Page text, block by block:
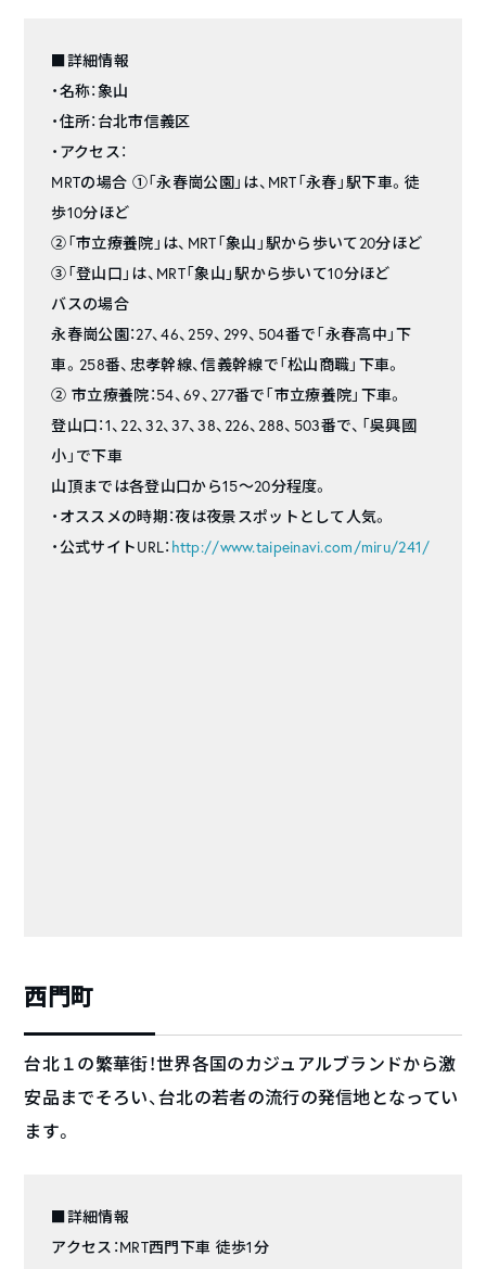
■詳細情報
・名称：象山
・住所：台北市信義区
・アクセス：
MRTの場合 ①「永春崗公園」は、MRT「永春」駅下車。徒
歩10分ほど
②「市立療養院」は、MRT「象山」駅から歩いて20分ほど
③「登山口」は、MRT「象山」駅から歩いて10分ほど
バスの場合
永春崗公園：27、46、259、299、504番で「永春高中」下
車。258番、忠孝幹線、信義幹線で「松山商職」下車。
② 市立療養院：54、69、277番で「市立療養院」下車。
登山口：1、22、32、37、38、226、288、503番で、「吳興國
小」で下車
山頂までは各登山口から15～20分程度。
・オススメの時期：夜は夜景スポットとして人気。
・公式サイトURL： http://www.taipeinavi.com/miru/241/
西門町
台北１の繁華街！世界各国のカジュアルブランドから激
安品までそろい、台北の若者の流行の発信地となってい
ます。
■詳細情報
アクセス：MRT西門下車 徒歩1分